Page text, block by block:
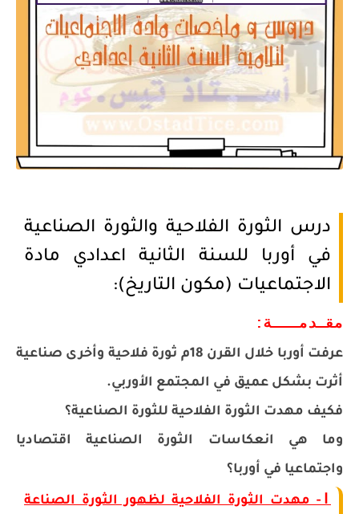
درس الثورة الفلاحية والثورة الصناعية
في أوربا للسنة الثانية اعدادي مادة
الاجتماعيات (مكون التاريخ):
مقـدمـــة:
عرفت أوربا خلال القرن 18م ثورة فلاحية وأخرى صناعية
أثرت بشكل عميق في المجتمع الأوربي.
فكيف مهدت الثورة الفلاحية للثورة الصناعية؟
وما هي انعكاسات الثورة الصناعية اقتصاديا
واجتماعيا في أوربا؟
Ⅰ - مهدت الثورة الفلاحية لظهور الثورة الصناعة